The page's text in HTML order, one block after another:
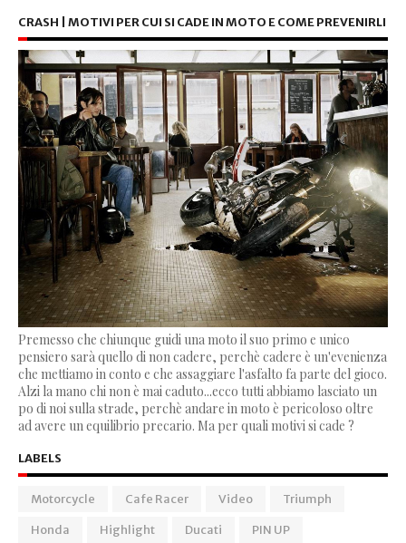
CRASH | MOTIVI PER CUI SI CADE IN MOTO E COME PREVENIRLI
Premesso che chiunque guidi una moto il suo primo e unico
pensiero sarà quello di non cadere, perchè cadere è un'evenienza
che mettiamo in conto e che assaggiare l'asfalto fa parte del gioco.
Alzi la mano chi non è mai caduto...ecco tutti abbiamo lasciato un
po di noi sulla strade, perchè andare in moto è pericoloso oltre
ad avere un equilibrio precario. Ma per quali motivi si cade ?
LABELS
Motorcycle Cafe Racer Video
Triumph
Honda
Highlight Ducati
PIN UP